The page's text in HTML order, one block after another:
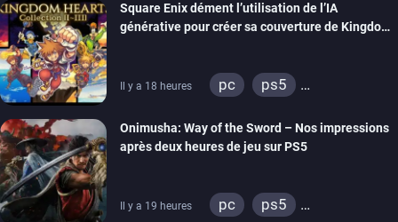
Square Enix dément l’utilisation de l’IA
générative pour créer sa couverture de Kingdom
Il y a 18 heures pc
ps5
Onimusha: Way of the Sword – Nos impressions
après deux heures de jeu sur PS5
Il y a 19 heures pc
ps5